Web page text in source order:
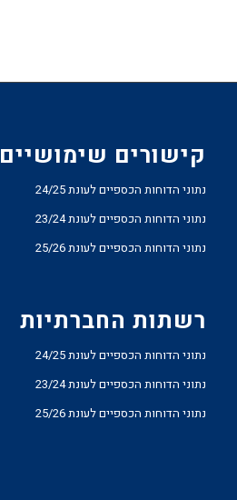
קישורים שימושיים
נתוני הדוחות הכספיים לעונת 24/25
נתוני הדוחות הכספיים לעונת 23/24
נתוני הדוחות הכספיים לעונת 25/26
רשתות החברתיות
נתוני הדוחות הכספיים לעונת 24/25
נתוני הדוחות הכספיים לעונת 23/24
נתוני הדוחות הכספיים לעונת 25/26